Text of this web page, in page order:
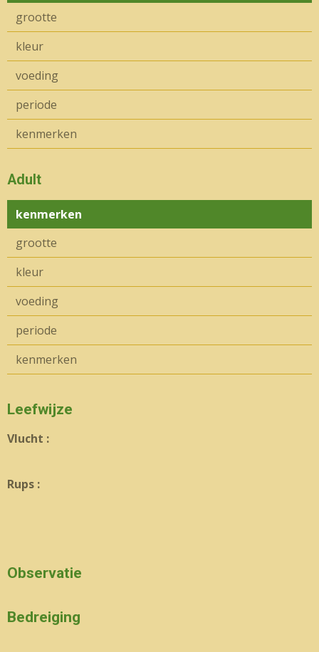
grootte
kleur
voeding
periode
kenmerken
Adult
kenmerken
grootte
kleur
voeding
periode
kenmerken
Leefwijze
Vlucht :
Rups :
Observatie
Bedreiging